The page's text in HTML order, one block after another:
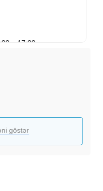
– 17:00
liderlik,
fəaliyyətlərinin həyata
biznes proseslərinin
icrası.
etibarlı,
komandada
göstər